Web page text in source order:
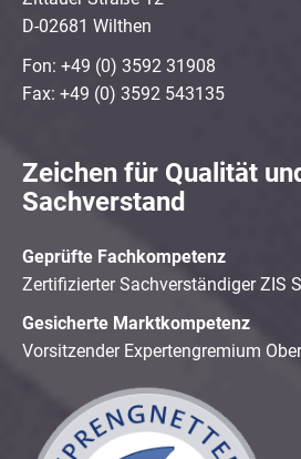
D-02681 Wilthen
Fon: +49 (0) 3592 31908
Fax: +49 (0) 3592 543135
Zeichen für Qualität
Sachverstand
Geprüfte Fachkompetenz
Zertifizierter Sachverständiger ZIS
Gesicherte Marktkompetenz
Vorsitzender Expertengremium